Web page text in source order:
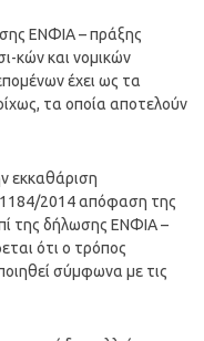
ΕΝΦΙΑ – πράξης
κών και νομικών
έχει ως τα
τα οποία αποτελούν
εκκαθάριση
2014 απόφαση της
της δήλωσης ΕΝΦΙΑ –
ότι ο τρόπος
σύμφωνα με τις